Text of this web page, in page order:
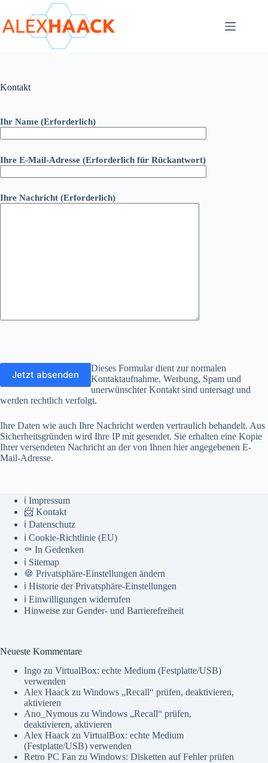
springen
Kontakt
Ihr Name (Erforderlich)
Ihre E-Mail-Adresse (Erforderlich für Rückantwort)
Ihre Nachricht (Erforderlich)
Dieses Formular dient zur normalen
Kontaktaufnahme, Werbung, Spam und
unerwünschter Kontakt sind untersagt und
werden rechtlich verfolgt.
Ihre Daten wie auch Ihre Nachricht werden vertraulich behandelt. Aus
Sicherheitsgründen wird Ihre IP mit gesendet. Sie erhalten eine Kopie
Ihrer versendeten Nachricht an der von Ihnen hier angegebenen E-
Mail-Adresse.
ℹ️ Impressum
📨 Kontakt
ℹ️ Datenschutz
ℹ️ Cookie-Richtlinie (EU)
⚰️ In Gedenken
ℹ️ Sitemap
🍪 Privatsphäre-Einstellungen ändern
ℹ️ Historie der Privatsphäre-Einstellungen
ℹ️ Einwilligungen widerrufen
Hinweise zur Gender- und Barrierefreiheit
Neueste Kommentare
Ingo zu VirtualBox: echte Medium (Festplatte/USB)
verwenden
Alex Haack zu Windows „Recall“ prüfen, deaktivieren,
aktivieren
Ano_Nymous zu Windows „Recall“ prüfen,
deaktivieren, aktivieren
Alex Haack zu VirtualBox: echte Medium
(Festplatte/USB) verwenden
Retro PC Fan zu Windows: Disketten auf Fehler prüfen